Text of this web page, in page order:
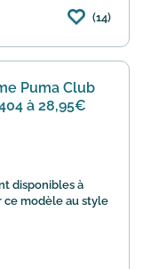
(14)
Puma Club
à 28,95€
disponibles à
ce modèle au style